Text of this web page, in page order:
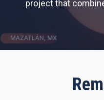
project that